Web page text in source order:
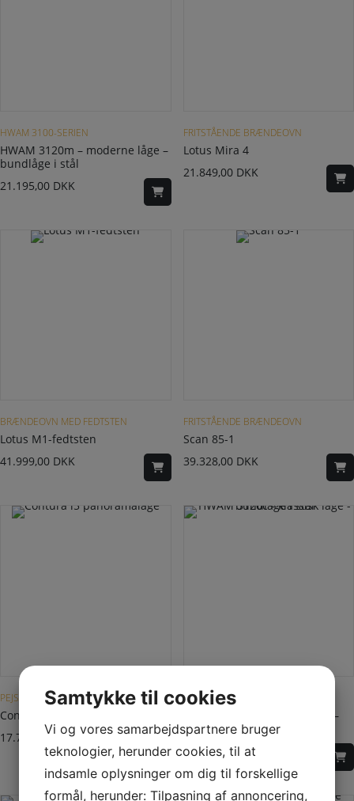
HWAM 3100-SERIEN
HWAM 3120m – moderne låge –
bundlåge i stål
21.195,00 DKK
FRITSTÅENDE BRÆNDEOVN
Lotus Mira 4
21.849,00 DKK
BRÆNDEOVN MED FEDTSTEN
Lotus M1-fedtsten
41.999,00 DKK
FRITSTÅENDE BRÆNDEOVN
Scan 85-1
39.328,00 DKK
PEJSEINDSATS FRONT
Contura i5 panoramalåge
17.740,00 DKK
FRITSTÅENDE BRÆNDEOVN
HWAM 3120c – klassisk låge –
bundlåge i stål
18.995,00DKK
Samtykke til cookies
Vi og vores samarbejdspartnere bruger
teknologier, herunder cookies, til at
indsamle oplysninger om dig til forskellige
formål, herunder: Tilpasning af annoncering,